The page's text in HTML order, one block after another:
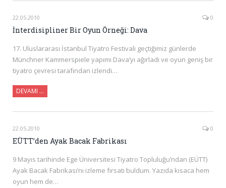
22.05.2010 0
İnterdisipliner Bir Oyun Örneği: Dava
17. Uluslararası İstanbul Tiyatro Festivali geçtiğimiz günlerde
Münchner Kammerspiele yapımı Dava’yı ağırladı ve oyun geniş bir
tiyatro çevresi tarafından izlendi…
DEVAMI …
22.05.2010 0
EÜTT’den Ayak Bacak Fabrikası
9 Mayıs tarihinde Ege Üniversitesi Tiyatro Topluluğu’ndan (EÜTT)
Ayak Bacak Fabrikası’nı izleme fırsatı buldum. Yazıda kısaca hem
oyun hem de…